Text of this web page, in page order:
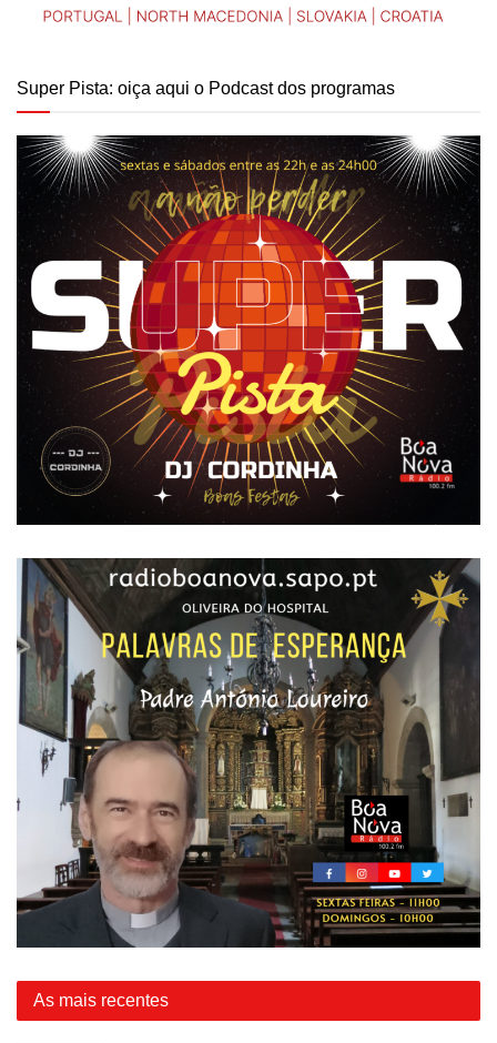
Super Pista: oiça aqui o Podcast dos programas
As mais recentes